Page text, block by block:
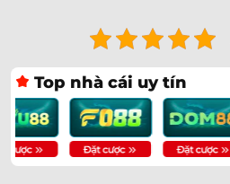
Top nhà cái uy tín